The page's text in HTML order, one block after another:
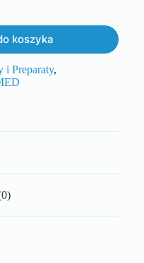
koszyka
i Preparaty,